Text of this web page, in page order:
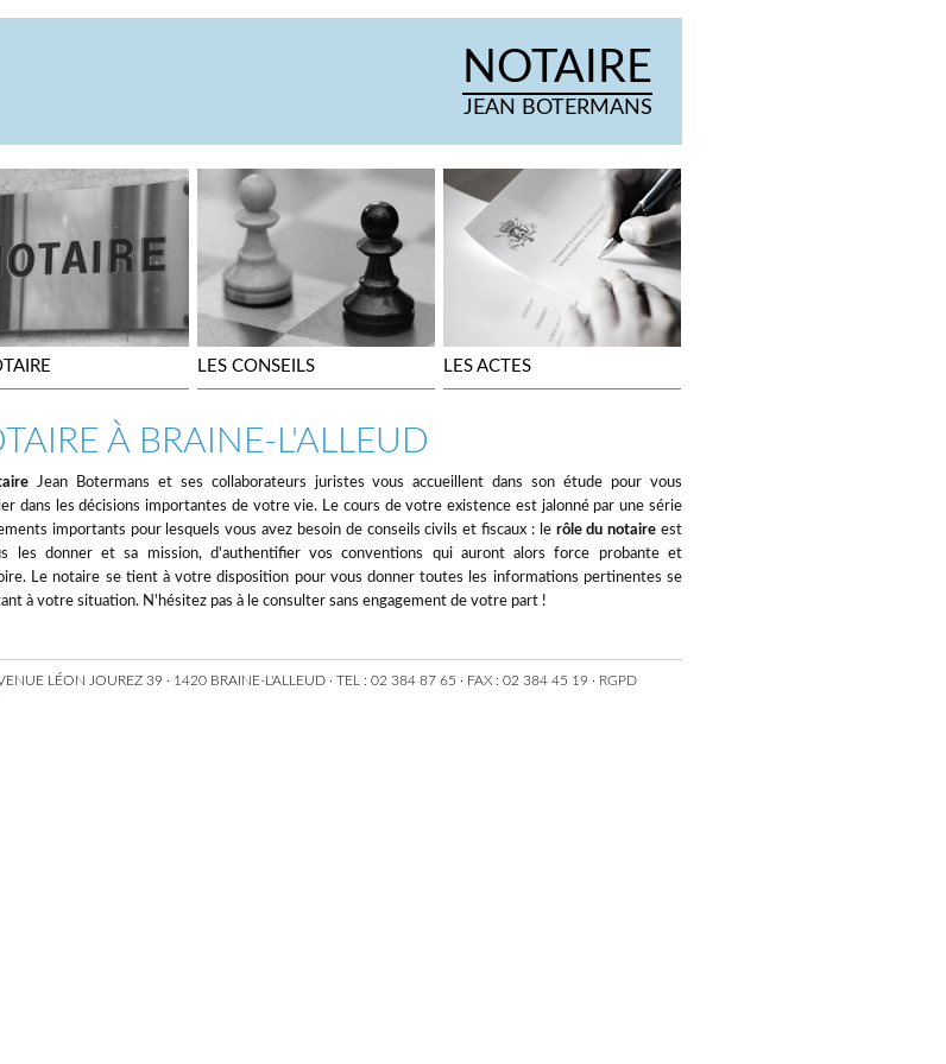
NOTAIRE
JEAN BOTERMANS
LES CONSEILS LES ACTES
À BRAINE-L'ALLEUD
Jean Botermans et ses collaborateurs juristes vous accueillent dans son étude pour vous
dans les décisions importantes de votre vie. Le cours de votre existence est jalonné par une série
importants pour lesquels vous avez besoin de conseils civils et fiscaux : le rôle du notaire est
les donner et sa mission, d'authentifier vos conventions qui auront alors force probante et
Le notaire se tient à votre disposition pour vous donner toutes les informations pertinentes se
à votre situation. N'hésitez pas à le consulter sans engagement de votre part !
LÉON JOUREZ 39 · 1420 BRAINE-L'ALLEUD · TEL : 02 384 87 65 · FAX : 02 384 45 19 · RGPD